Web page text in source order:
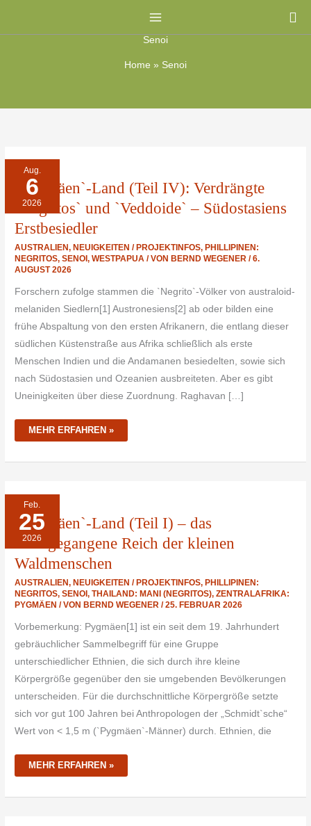
Senoi
Home » Senoi
Aug.
6
2026
`Pygmäen`-Land (Teil IV): Verdrängte
`Negritos` und `Veddoide` – Südostasiens
Erstbesiedler
AUSTRALIEN,NEUIGKEITEN / PROJEKTINFOS,PHILLIPINEN:
NEGRITOS,SENOI,WESTPAPUA / VONBERND WEGENER/6.
AUGUST 2026
Forschern zufolge stammen die `Negrito`-Völker von australoid-
melaniden Siedlern[1] Austronesiens[2] ab oder bilden eine
frühe Abspaltung von den ersten Afrikanern, die entlang dieser
südlichen Küstenstraße aus Afrika schließlich als erste
Menschen Indien und die Andamanen besiedelten, sowie sich
nach Südostasien und Ozeanien ausbreiteten. Aber es gibt
Uneinigkeiten über diese Zuordnung. Raghavan […]
`PYGMÄEN`-
LAND
(TEIL
IV):
VERDRÄNGTE
`NEGRITOS`
UND
`VEDDOIDE`
–
ERSTBESIEDLER
MEHR ERFAHREN »
Feb.
25
2026
`Pygmäen`-Land (Teil I) – das
untergegangene Reich der kleinen
Waldmenschen
AUSTRALIEN ,NEUIGKEITEN / PROJEKTINFOS ,PHILLIPINEN:
NEGRITOS ,SENOI ,THAILAND: MANI (NEGRITOS) ,ZENTRALAFRIKA:
PYGMÄEN / VONBERND WEGENER/25. FEBRUAR 2026
Vorbemerkung: Pygmäen[1] ist ein seit dem 19. Jahrhundert
gebräuchlicher Sammelbegriff für eine Gruppe
unterschiedlicher Ethnien, die sich durch ihre kleine
Körpergröße gegenüber den sie umgebenden Bevölkerungen
unterscheiden. Für die durchschnittliche Körpergröße setzte
sich vor gut 100 Jahren bei Anthropologen der „Schmidt`sche“
Wert von < 1,5 m (`Pygmäen`-Männer) durch. Ethnien, die
`PYGMÄEN`-
LAND
(TEIL
I)
–
DAS
UNTERGEGANGENE
REICH
DER
KLEINEN
WALDMENSCHEN
MEHR ERFAHREN »